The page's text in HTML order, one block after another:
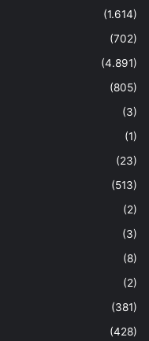
(1.614)
(702)
(4.891)
(805)
(3)
(1)
(23)
(513)
(2)
(3)
(8)
(2)
(381)
(428)